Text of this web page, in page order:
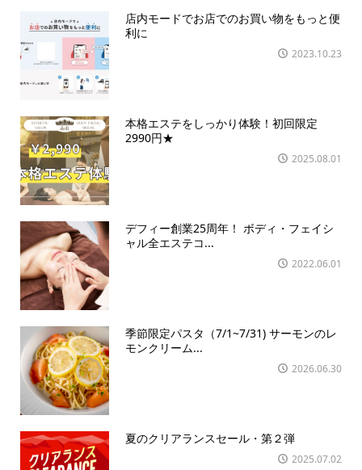
店内モードでお店でのお買い物をもっと便
利に
2023.10.23
本格エステをしっかり体験！初回限定
2990円★
2025.08.01
デフィー創業25周年！ ボディ・フェイシ
ャル全エステコ...
2022.06.01
季節限定パスタ（7/1~7/31) サーモンのレ
モンクリーム...
2026.06.30
夏のクリアランスセール・第２弾
2025.07.02